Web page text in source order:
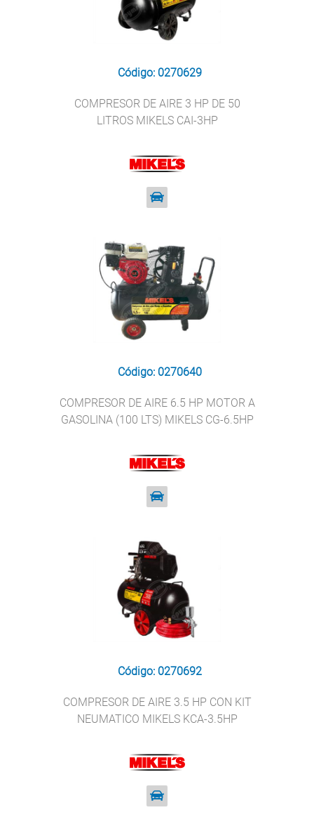
Código: 0270629
COMPRESOR DE AIRE 3 HP DE 50
LITROS MIKELS CAI-3HP
Código: 0270640
COMPRESOR DE AIRE 6.5 HP MOTOR A
GASOLINA (100 LTS) MIKELS CG-6.5HP
Código: 0270692
COMPRESOR DE AIRE 3.5 HP CON KIT
NEUMATICO MIKELS KCA-3.5HP